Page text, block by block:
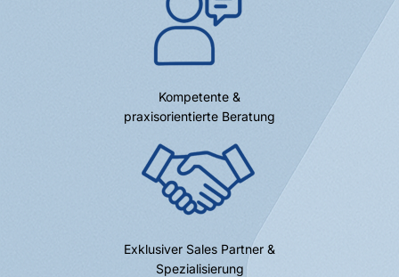
Kompetente &
praxisorientierte Beratung
Exklusiver Sales Partner &
Spezialisierung